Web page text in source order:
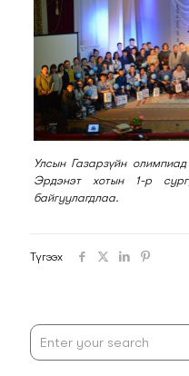
Улсын Газарзүйн
Эрдэнэт хотын 1-р
байгуулагдлаа.
Түгээх